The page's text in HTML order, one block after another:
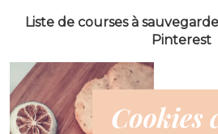
Liste de courses à
Pinterest